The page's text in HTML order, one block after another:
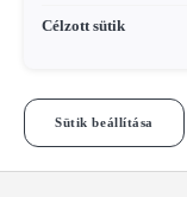
Célzott sütik
Sütik beállítása